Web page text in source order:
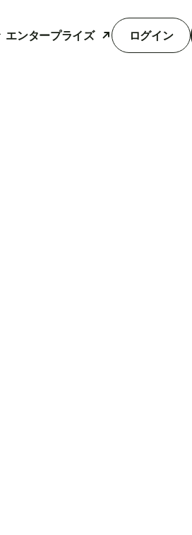
エンタープライズ ログイン